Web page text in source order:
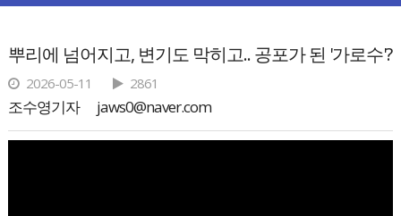
뿌리에 넘어지고, 변기도 막히고.. 공포가 된 '가로수'?
2026-05-11 2861
조수영기자 jaws0@naver.com